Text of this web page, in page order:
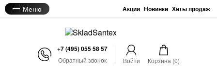
Меню Акции Новинки Хиты продаж
+7 (495) 055 58 57
Обратный звонок Войти Корзина (0)